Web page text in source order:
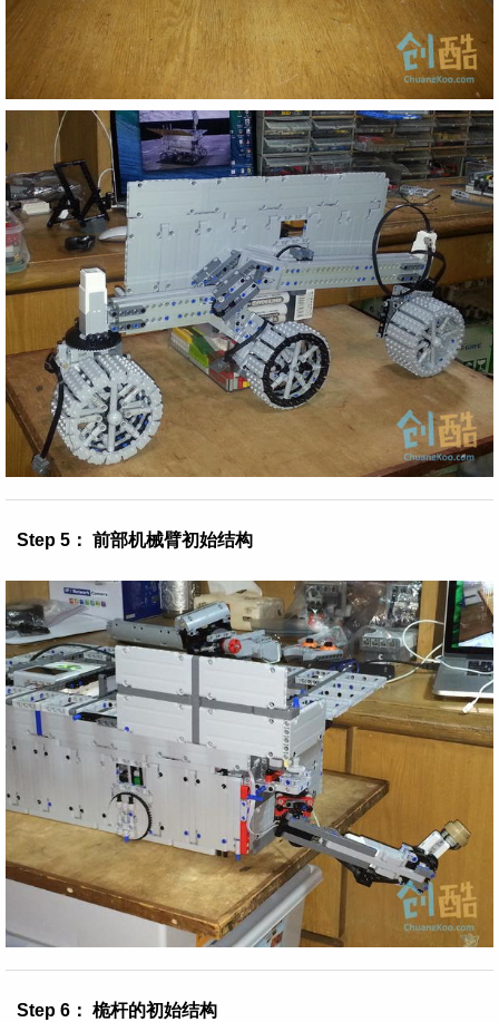
Step 5： 前部机械臂初始结构
Step 6： 桅杆的初始结构